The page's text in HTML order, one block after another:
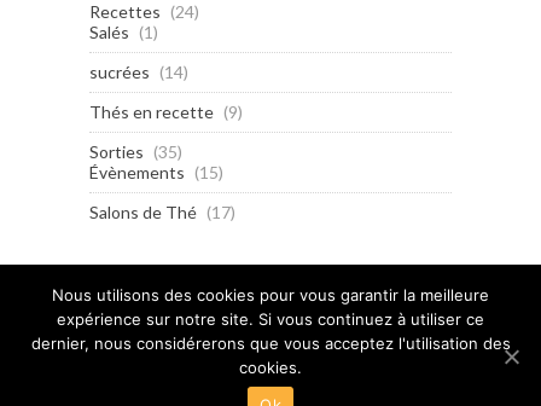
Recettes (24)
Salés (1)
sucrées (14)
Thés en recette (9)
Sorties (35)
Évènements (15)
Salons de Thé (17)
Nous utilisons des cookies pour vous garantir la meilleure
expérience sur notre site. Si vous continuez à utiliser ce
dernier, nous considérerons que vous acceptez l'utilisation des
cookies.